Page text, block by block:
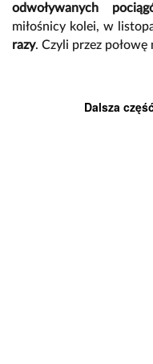
odwoływanych
miłośnicy kolei, w
razy. Czyli przez połowę
Dalsza